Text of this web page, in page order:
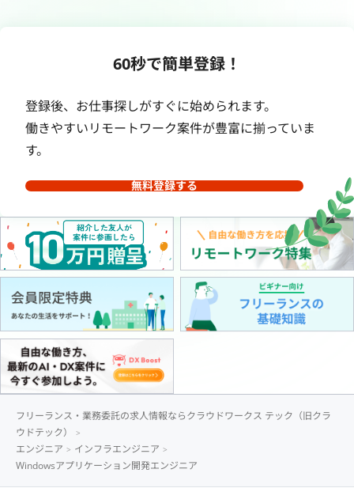
60秒で簡単登録！
登録後、お仕事探しがすぐに始められます。
働きやすいリモートワーク案件が豊富に揃っていま
す。
無料登録する
フリーランス・業務委託の求人情報ならクラウドワークス テック（旧クラ
ウドテック）
エンジニア
インフラエンジニア
Windowsアプリケーション開発エンジニア